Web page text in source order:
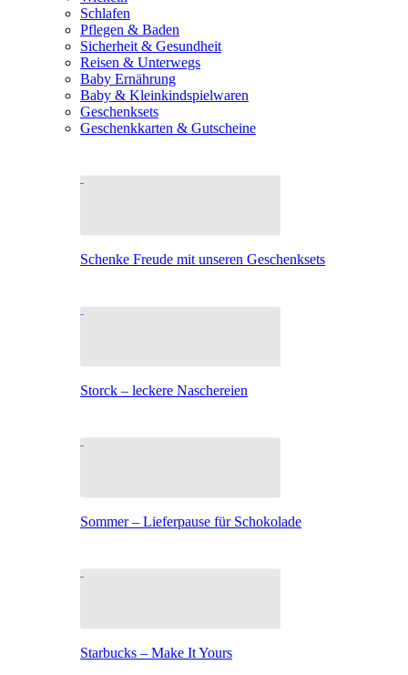
Schlafen
Pflegen & Baden
Sicherheit & Gesundheit
Reisen & Unterwegs
Baby Ernährung
Baby & Kleinkindspielwaren
Geschenksets
Geschenkkarten & Gutscheine
Schenke Freude mit unseren Geschenksets
Storck – leckere Naschereien
Sommer – Lieferpause für Schokolade
Starbucks – Make It Yours